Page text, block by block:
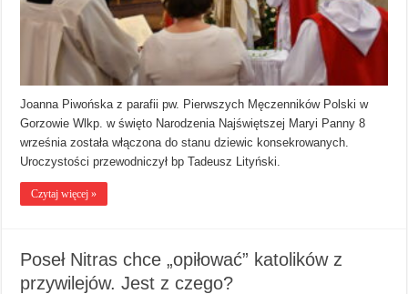
Joanna Piwońska z parafii pw. Pierwszych Męczenników Polski w
Gorzowie Wlkp. w święto Narodzenia Najświętszej Maryi Panny 8
września została włączona do stanu dziewic konsekrowanych.
Uroczystości przewodniczył bp Tadeusz Lityński.
Czytaj więcej »
Poseł Nitras chce „opiłować” katolików z
przywilejów. Jest z czego?